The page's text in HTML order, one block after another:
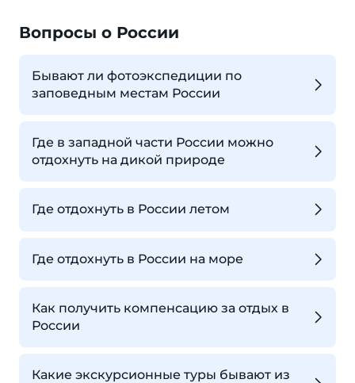
Вопросы о России
Бывают ли фотоэкспедиции по
заповедным местам России
Где в западной части России можно
отдохнуть на дикой природе
Где отдохнуть в России летом
Где отдохнуть в России на море
Как получить компенсацию за отдых в
России
Какие экскурсионные туры бывают из